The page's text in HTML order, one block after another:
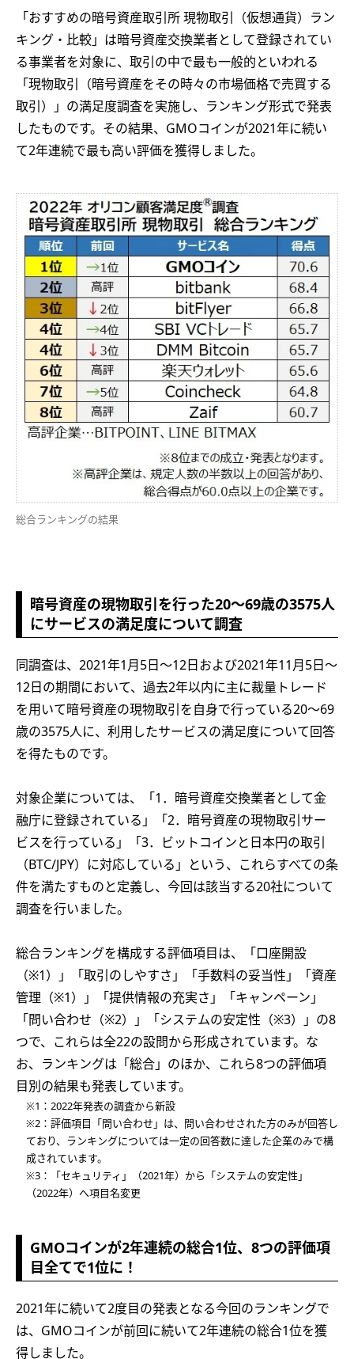
「おすすめの暗号資産取引所 現物取引（仮想通貨）ラン
キング・比較」は暗号資産交換業者として登録されてい
る事業者を対象に、取引の中で最も一般的といわれる
「現物取引（暗号資産をその時々の市場価格で売買する
取引）」の満足度調査を実施し、ランキング形式で発表
したものです。その結果、GMOコインが2021年に続い
て2年連続で最も高い評価を獲得しました。
総合ランキングの結果
暗号資産の現物取引を行った20～69歳の3575人
にサービスの満足度について調査
同調査は、2021年1月5日～12日および2021年11月5日～
12日の期間において、過去2年以内に主に裁量トレード
を用いて暗号資産の現物取引を自身で行っている20～69
歳の3575人に、利用したサービスの満足度について回答
を得たものです。
対象企業については、「1．暗号資産交換業者として金
融庁に登録されている」「2．暗号資産の現物取引サー
ビスを行っている」「3．ビットコインと日本円の取引
（BTC/JPY）に対応している」という、これらすべての条
件を満たすものと定義し、今回は該当する20社について
調査を行いました。
総合ランキングを構成する評価項目は、「口座開設
（※1）」「取引のしやすさ」「手数料の妥当性」「資産
管理（※1）」「提供情報の充実さ」「キャンペーン」
「問い合わせ（※2）」「システムの安定性（※3）」の8
つで、これらは全22の設問から形成されています。な
お、ランキングは「総合」のほか、これら8つの評価項
目別の結果も発表しています。
※1：2022年発表の調査から新設
※2：評価項目「問い合わせ」は、問い合わせされた方のみが回答し
ており、ランキングについては一定の回答数に達した企業のみで構
成されています。
※3：「セキュリティ」（2021年）から「システムの安定性」
（2022年）へ項目名変更
GMOコインが2年連続の総合1位、8つの評価項
目全てで1位に！
2021年に続いて2度目の発表となる今回のランキングで
は、GMOコインが前回に続いて2年連続の総合1位を獲
得しました。